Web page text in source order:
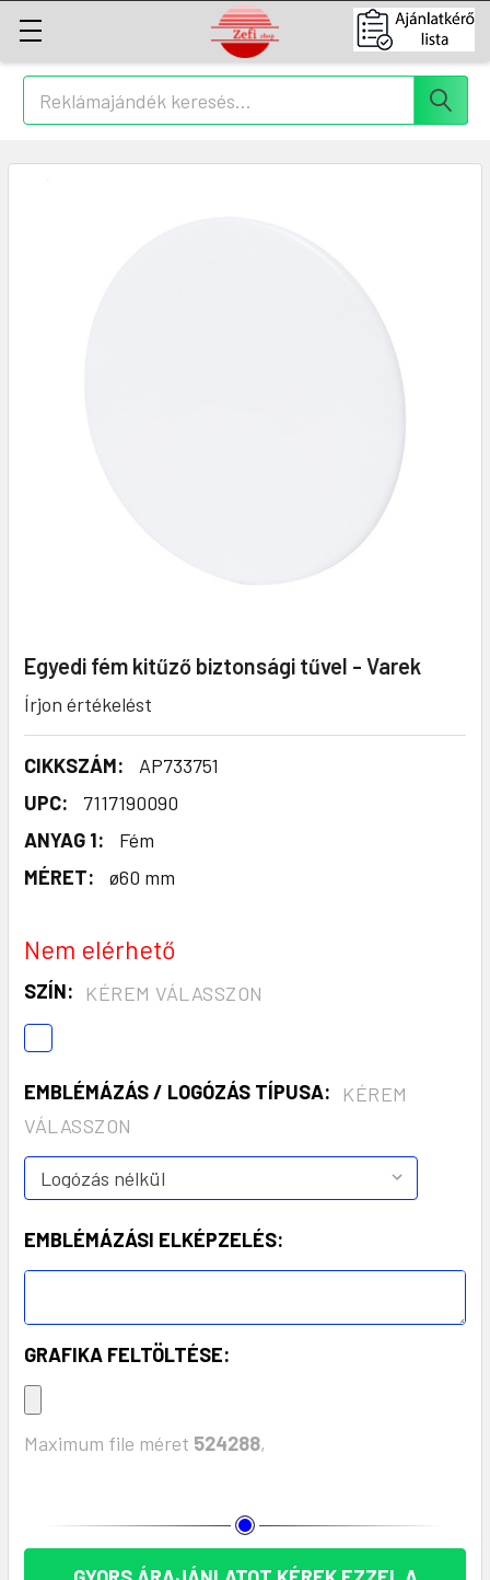
Keresés
Egyedi fém kitűző biztonsági tűvel - Varek
Írjon értékelést
CIKKSZÁM:
AP733751
UPC:
7117190090
ANYAG 1:
Fém
MÉRET:
ø60 mm
Nem elérhető
SZÍN: KÉREM VÁLASSZON
EMBLÉMÁZÁS / LOGÓZÁS TÍPUSA:
KÉREM
VÁLASSZON
EMBLÉMÁZÁSI ELKÉPZELÉS:
GRAFIKA FELTÖLTÉSE:
Maximum file méret 524288,